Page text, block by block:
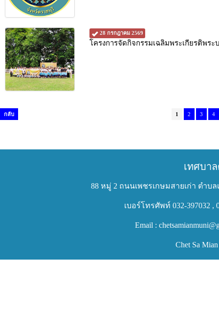
28 กรกฎาคม 2569
โครงการจัดกิจกรรมเฉลิมพระเกียรติพร
กลับ 1 2 3 4
เทศบา
88 หมู่ 2 ถนนเพชรเกษมสายเก่า ตำบ
เบอร์โทรศัพท์ 032-397032 ,
Email :
Chet Sa